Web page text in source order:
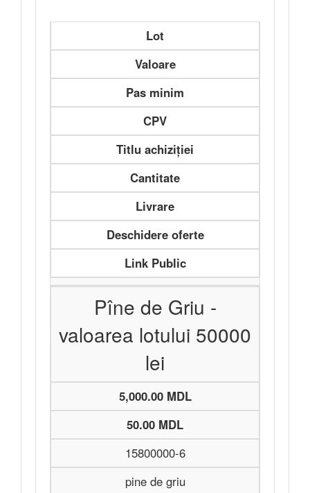
Lot
Valoare
Pas minim
CPV
Titlu achiziției
Cantitate
Livrare
Deschidere oferte
Link Public
Pîne de Griu -
valoarea lotului 50000
lei
5,000.00 MDL
50.00 MDL
15800000-6
pine de griu